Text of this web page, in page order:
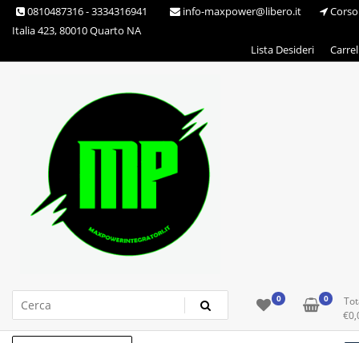
Skip 0810487316 - 3334316941 info-maxpower@libero.it
Corso
Italia 423, 80010 Quarto NA
Lista Desideri
Max Power Integratori 0 0
€